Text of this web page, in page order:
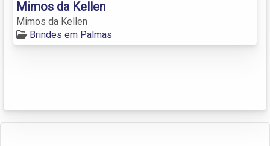
Mimos da Kellen
Mimos da Kellen
Brindes em Palmas